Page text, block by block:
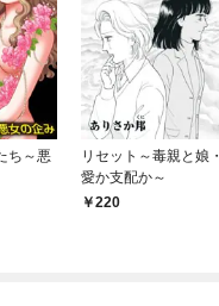
ち～悪
リセット～毒親と娘・
愛か支配か～
220